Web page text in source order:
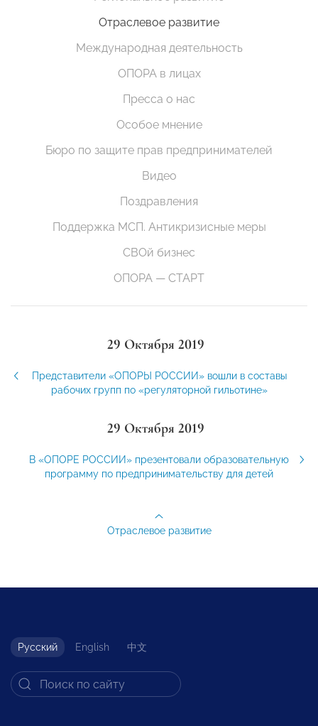
Отраслевое развитие
Международная деятельность
ОПОРА в лицах
Пресса о нас
Особое мнение
Бюро по защите прав предпринимателей
Видео
Поздравления
Поддержка МСП. Антикризисные меры
СВОй бизнес
ОПОРА — СТАРТ
29 Октября 2019
Представители «ОПОРЫ РОССИИ» вошли в составы
рабочих групп по «регуляторной гильотине»
29 Октября 2019
В «ОПОРЕ РОССИИ» презентовали образовательную
программу по предпринимательству для детей
Отраслевое развитие
Русский English 中文